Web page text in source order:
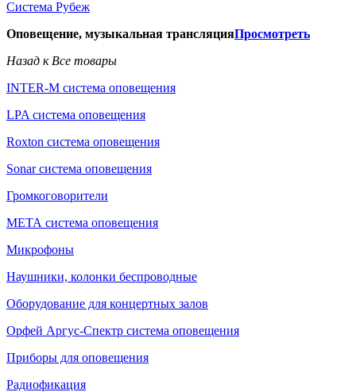
Система Рубеж
Оповещение, музыкальная трансляцияПросмотреть
Назад к Все товары
INTER-M система оповещения
LPA система оповещения
Roxton система оповещения
Sonar система оповещения
Громкоговорители
МЕТА система оповещения
Микрофоны
Наушники, колонки беспроводные
Оборудование для концертных залов
Орфей Аргус-Спектр система оповещения
Приборы для оповещения
Радиофикация